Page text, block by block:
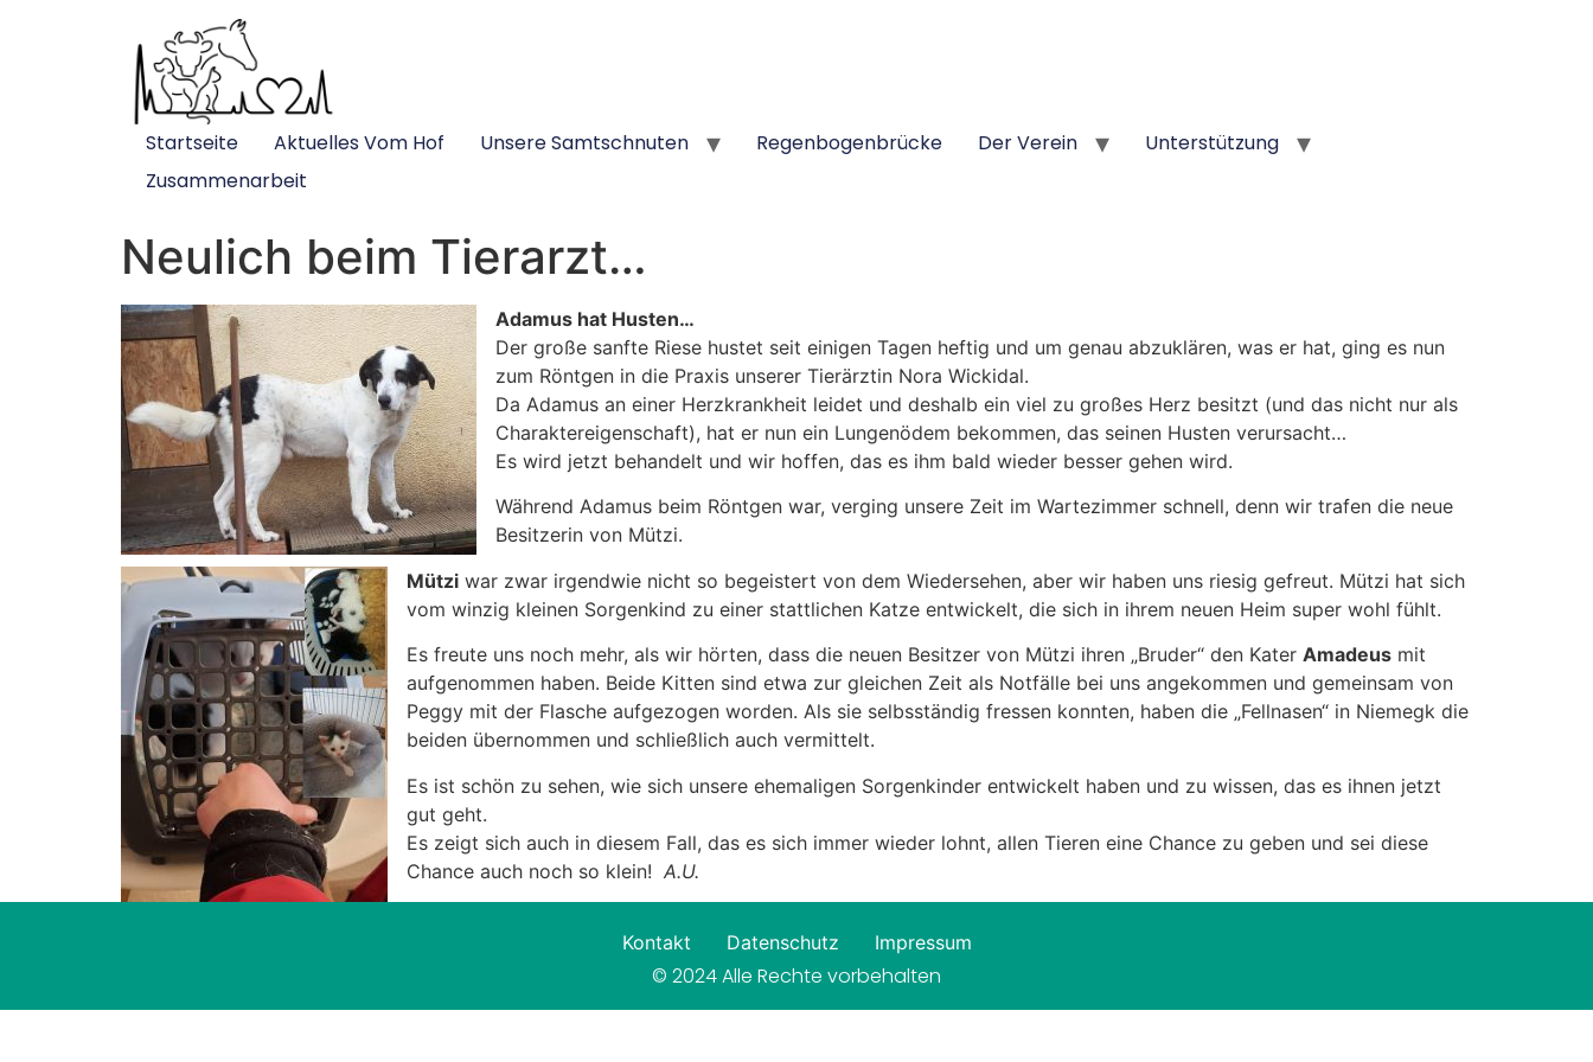
Startseite Aktuelles Vom Hof Unsere Samtschnuten Regenbogenbrücke Der Verein
Unterstützung
Zusammenarbeit
Neulich beim Tierarzt…
Adamus hat Husten…
Der große sanfte Riese hustet seit einigen Tagen heftig und um genau abzuklären, was er hat, ging es nun
zum Röntgen in die Praxis unserer Tierärztin Nora Wickidal.
Da Adamus an einer Herzkrankheit leidet und deshalb ein viel zu großes Herz besitzt (und das nicht nur als
Charaktereigenschaft), hat er nun ein Lungenödem bekommen, das seinen Husten verursacht…
Es wird jetzt behandelt und wir hoffen, das es ihm bald wieder besser gehen wird.
Während Adamus beim Röntgen war, verging unsere Zeit im Wartezimmer schnell, denn wir trafen die neue
Besitzerin von Mützi.
Mützi war zwar irgendwie nicht so begeistert von dem Wiedersehen, aber wir haben uns riesig gefreut. Mützi hat sich
vom winzig kleinen Sorgenkind zu einer stattlichen Katze entwickelt, die sich in ihrem neuen Heim super wohl fühlt.
Es freute uns noch mehr, als wir hörten, dass die neuen Besitzer von Mützi ihren „Bruder“ den Kater Amadeus mit
aufgenommen haben. Beide Kitten sind etwa zur gleichen Zeit als Notfälle bei uns angekommen und gemeinsam von
Peggy mit der Flasche aufgezogen worden. Als sie selbsständig fressen konnten, haben die „Fellnasen“ in Niemegk die
beiden übernommen und schließlich auch vermittelt.
Es ist schön zu sehen, wie sich unsere ehemaligen Sorgenkinder entwickelt haben und zu wissen, das es ihnen jetzt
gut geht.
Es zeigt sich auch in diesem Fall, das es sich immer wieder lohnt, allen Tieren eine Chance zu geben und sei diese
Chance auch noch so klein! A.U.
Kontakt Datenschutz Impressum
© 2024 Alle Rechte vorbehalten